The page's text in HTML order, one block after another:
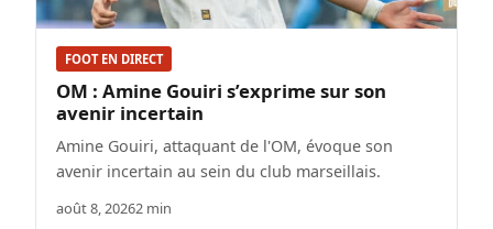
FOOT EN DIRECT
OM : Amine Gouiri s’exprime sur son
avenir incertain
Amine Gouiri, attaquant de l'OM, évoque son
avenir incertain au sein du club marseillais.
août 8, 20262 min